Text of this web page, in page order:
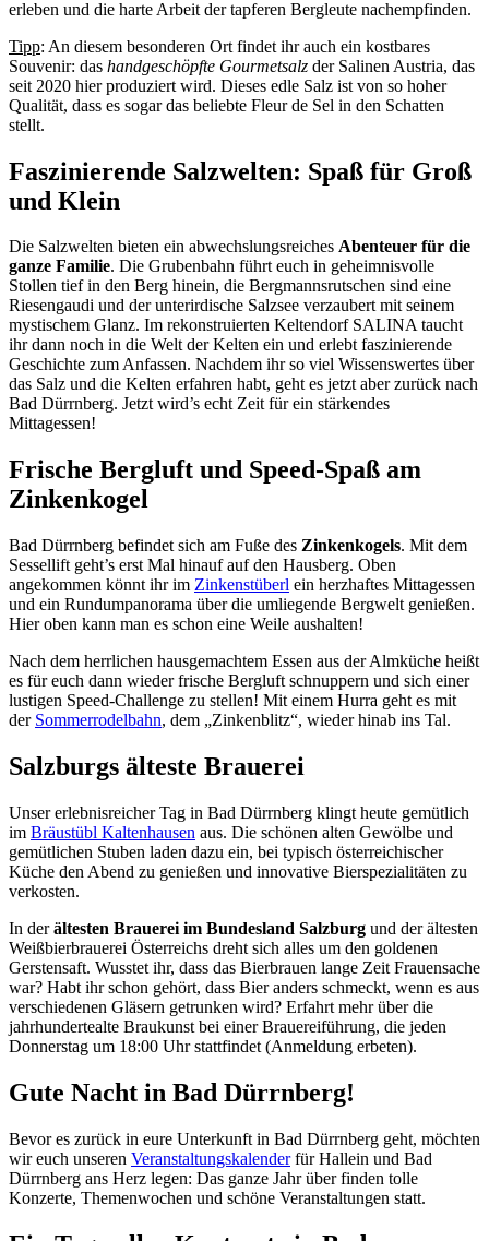
erleben und die harte Arbeit der tapferen Bergleute nachempfinden.
Tipp: An diesem besonderen Ort findet ihr auch ein kostbares
Souvenir: das handgeschöpfte Gourmetsalz der Salinen Austria, das
seit 2020 hier produziert wird. Dieses edle Salz ist von so hoher
Qualität, dass es sogar das beliebte Fleur de Sel in den Schatten
stellt.
Faszinierende Salzwelten: Spaß für Groß
und Klein
Die Salzwelten bieten ein abwechslungsreiches Abenteuer für die
ganze Familie. Die Grubenbahn führt euch in geheimnisvolle
Stollen tief in den Berg hinein, die Bergmannsrutschen sind eine
Riesengaudi und der unterirdische Salzsee verzaubert mit seinem
mystischem Glanz. Im rekonstruierten Keltendorf SALINA taucht
ihr dann noch in die Welt der Kelten ein und erlebt faszinierende
Geschichte zum Anfassen. Nachdem ihr so viel Wissenswertes über
das Salz und die Kelten erfahren habt, geht es jetzt aber zurück nach
Bad Dürrnberg. Jetzt wird’s echt Zeit für ein stärkendes
Mittagessen!
Frische Bergluft und Speed-Spaß am
Zinkenkogel
Bad Dürrnberg befindet sich am Fuße des Zinkenkogels. Mit dem
Sessellift geht’s erst Mal hinauf auf den Hausberg. Oben
angekommen könnt ihr im Zinkenstüberl ein herzhaftes Mittagessen
und ein Rundumpanorama über die umliegende Bergwelt genießen.
Hier oben kann man es schon eine Weile aushalten!
Nach dem herrlichen hausgemachtem Essen aus der Almküche heißt
es für euch dann wieder frische Bergluft schnuppern und sich einer
lustigen Speed-Challenge zu stellen! Mit einem Hurra geht es mit
der Sommerrodelbahn, dem „Zinkenblitz“, wieder hinab ins Tal.
Salzburgs älteste Brauerei
Unser erlebnisreicher Tag in Bad Dürrnberg klingt heute gemütlich
im Bräustübl Kaltenhausen aus. Die schönen alten Gewölbe und
gemütlichen Stuben laden dazu ein, bei typisch österreichischer
Küche den Abend zu genießen und innovative Bierspezialitäten zu
verkosten.
In derältesten Brauerei im Bundesland Salzburg und der ältesten
Weißbierbrauerei Österreichs dreht sich alles um den goldenen
Gerstensaft. Wusstet ihr, dass das Bierbrauen lange Zeit Frauensache
war? Habt ihr schon gehört, dass Bier anders schmeckt, wenn es aus
verschiedenen Gläsern getrunken wird? Erfahrt mehr über die
jahrhundertealte Braukunst bei einer Brauereiführung, die jeden
Donnerstag um 18:00 Uhr stattfindet (Anmeldung erbeten).
Gute Nacht in Bad Dürrnberg!
Bevor es zurück in eure Unterkunft in Bad Dürrnberg geht, möchten
wir euch unseren Veranstaltungskalenderfür Hallein und Bad
Dürrnberg ans Herz legen: Das ganze Jahr über finden tolle
Konzerte, Themenwochen und schöne Veranstaltungen statt.